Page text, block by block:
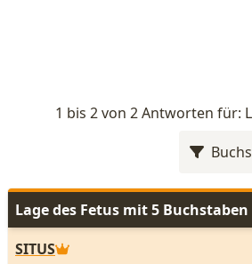
1 bis 2 von 2 Antworten für:
Lage des Fetus mit 5 Buchstaben
SITUS